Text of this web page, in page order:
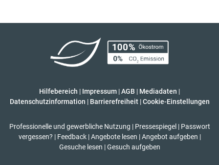
Hilfebereich | Impressum |AGB | Mediadaten |
Datenschutzinformation | Barrierefreiheit | Cookie-Einstellungen
Professionelle und gewerbliche Nutzung | Pressespiegel | Passwort
vergessen? | Feedback | Angebote lesen | Angebot aufgeben |
Gesuche lesen | Gesuch aufgeben